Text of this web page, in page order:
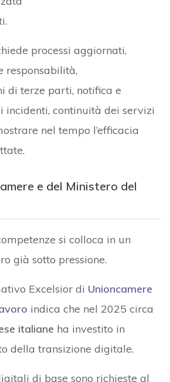
processi aggiornati,
responsabilità,
di terze parti, notifica e
incidenti, continuità dei servizi
nel tempo l’efficacia
e del Ministero del
si colloca in un
già sotto pressione.
Excelsior di Unioncamere
indica che nel 2025 circa
italiane ha investito in
della transizione digitale.
di base sono richieste al